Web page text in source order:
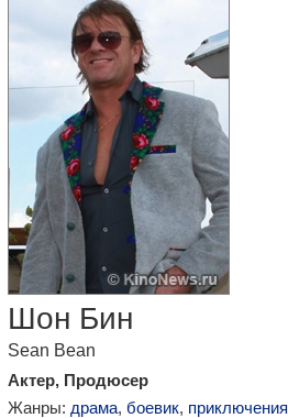
Шон Бин
Sean Bean
Актер, Продюсер
Жанры: драма, боевик, приключения